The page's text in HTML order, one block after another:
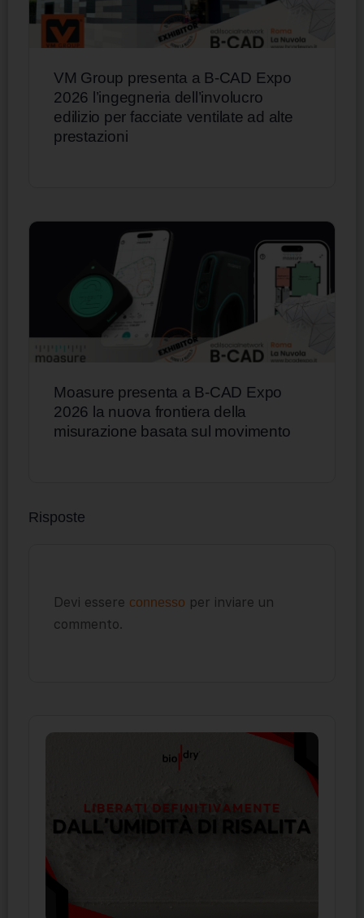
VM Group presenta a B-CAD Expo
2026 l’ingegneria dell’involucro
edilizio per facciate ventilate ad alte
prestazioni
Moasure presenta a B-CAD Expo
2026 la nuova frontiera della
misurazione basata sul movimento
Risposte
Devi essere connesso per inviare un
commento.